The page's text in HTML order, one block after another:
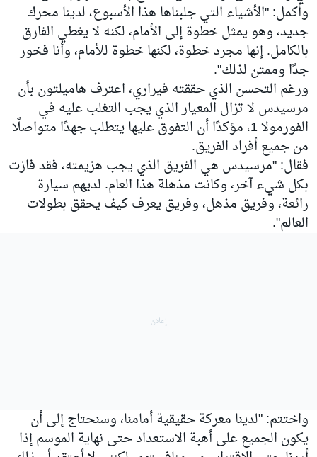
وأكمل: "الأشياء التي جلبناها هذا الأسبوع، لدينا محرك
جديد، وهو يمثل خطوة إلى الأمام، لكنه لا يغطي الفارق
بالكامل. إنها مجرد خطوة، لكنها خطوة للأمام، وأنا فخور
جدًا وممتن لذلك".
ورغم التحسن الذي حققته فيراري، اعترف هاميلتون بأن
مرسيدس لا تزال المعيار الذي يجب التغلب عليه في
الفورمولا 1، مؤكدًا أن التفوق عليها يتطلب جهدًا متواصلًا
من جميع أفراد الفريق.
فقال: "مرسيدس هي الفريق الذي يجب هزيمته، فقد فازت
بكل شيء آخر، وكانت مذهلة هذا العام. لديهم سيارة
رائعة، وفريق مذهل، وفريق يعرف كيف يحقق بطولات
العالم".
واختتم: "لدينا معركة حقيقية أمامنا، وسنحتاج إلى أن
يكون الجميع على أهبة الاستعداد حتى نهاية الموسم إذا